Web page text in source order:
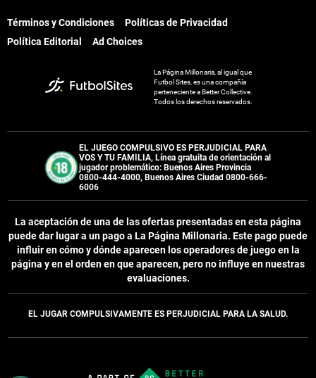
Términos y Condiciones
Políticas de Privacidad
Política Editorial
Ad Choices
La Página Millonaria, al igual que
Futbol Sites, es una compañía
perteneciente a Better Collective.
Todos los derechos reservados.
EL JUEGO COMPULSIVO ES PERJUDICIAL PARA
VOS Y TU FAMILIA, Línea gratuita de orientación al
jugador problemático: Buenos Aires Provincia
0800-444-4000, Buenos Aires Ciudad 0800-666-
6006
La aceptación de una de las ofertas presentadas en esta página
puede dar lugar a un pago a La Página Millonaria. Este pago puede
influir en cómo y dónde aparecen los operadores de juego en la
página y en el orden en que aparecen, pero no influye en nuestras
evaluaciones.
EL JUGAR COMPULSIVAMENTE ES PERJUDICIAL PARA LA SALUD.